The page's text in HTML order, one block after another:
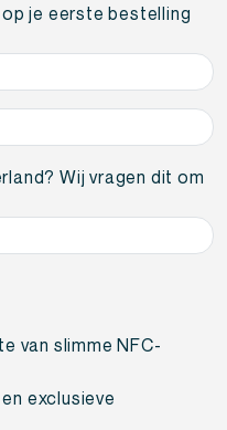
je eerste bestelling
Wij vragen dit om
van slimme NFC-
exclusieve